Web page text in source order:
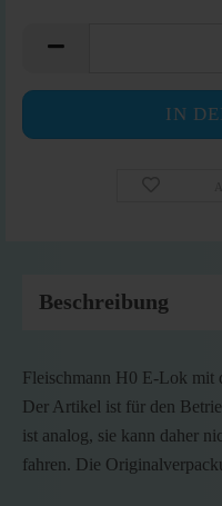
Beschreibung
Fleischmann H0 E-Lok mit
Der Artikel ist für den
ist analog, sie kann daher
fahren. Die